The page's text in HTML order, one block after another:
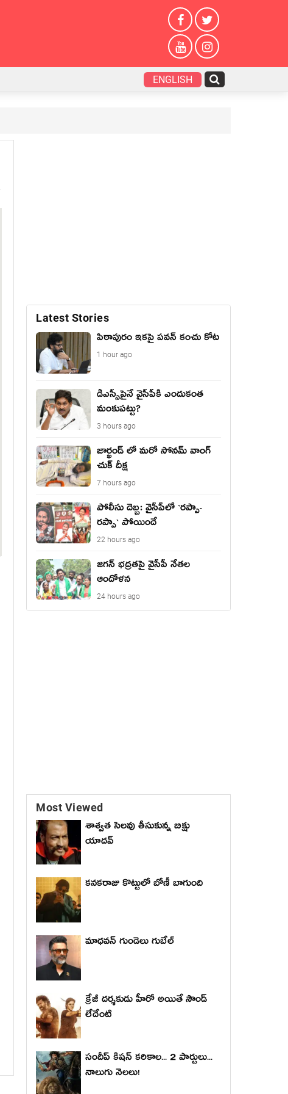
ENGLISH
Latest Stories
పిఠాపురం ఇకపై పవన్ కంచు కోట
1 hour ago
డీఎస్సీపైనే వైసీపీకి ఎందుకంత
మంకుపట్టు?
3 hours ago
జార్ఖండ్ లో మరో సోనమ్ వాంగ్
చుక్ దీక్ష
7 hours ago
పోలీసు దెబ్బ: వైసీపీలో `ర‌ప్పా-
ర‌ప్పా` పోయిందే
22 hours ago
జ‌గ‌న్ భద్రతపై వైసీపీ నేతల
ఆందోళన
24 hours ago
Most Viewed
శాశ్వత సెలవు తీసుకున్న బిక్షు
యాదవ్
కనకరాజు కొట్టులో బోణీ బాగుంది
మాధ‌వ‌న్ గుండెలు గుబేల్‌
క్రేజీ దర్శకుడు హీరో అయితే సౌండ్
లేదేంటి
సందీప్ కిషన్ కరికాల... 2 పార్టులు...
నాలుగు నెలలు!